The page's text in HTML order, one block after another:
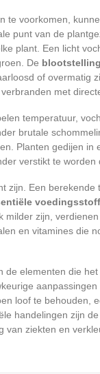
te voorkomen,
punt van de
plant. Een licht
De
of overmatig
met
temperatuur,
brutale
Planten gedijen in
verstikt te worden
zijn. Een
zijn,
en vitamines die
elementen die
loof te behouden,
handelingen zijn
van ziekten en